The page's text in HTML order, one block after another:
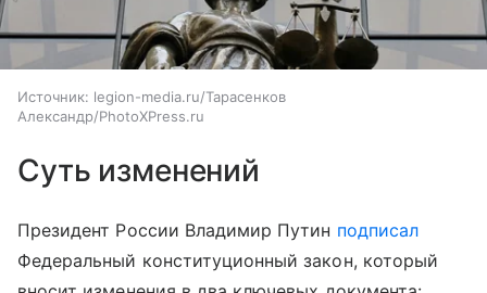
Источник: legion-media.ru/Тарасенков
Александр/PhotoXPress.ru
Суть изменений
Президент России Владимир Путин подписал
Федеральный конституционный закон, который